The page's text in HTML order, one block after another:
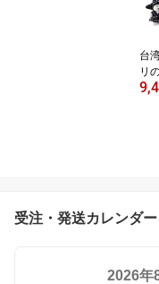
夏
台
リ
タ
海
ス
受注・発送カレンダー
2026年